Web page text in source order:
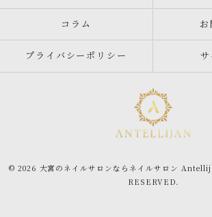
コラム お
プライバシーポリシー
© 2026 大宮のネイルサロンならネイルサロン
RESERVED.